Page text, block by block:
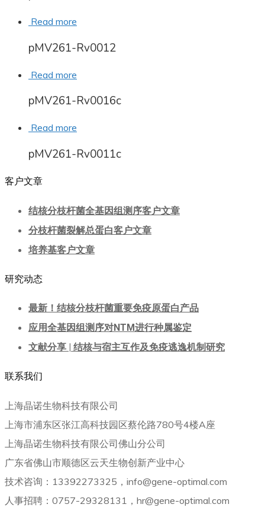
Read more
pMV261-Rv0012
Read more
pMV261-Rv0016c
Read more
pMV261-Rv0011c
客户文章
结核分枝杆菌全基因组测序客户文章
分枝杆菌裂解总蛋白客户文章
培养基客户文章
研究动态
最新！结核分枝杆菌重要免疫原蛋白产品
应用全基因组测序对NTM进行种属鉴定
文献分享 | 结核与宿主互作及免疫逃逸机制研究
联系我们
上海晶诺生物科技有限公司
上海市浦东区张江高科技园区蔡伦路780号4楼A座
上海晶诺生物科技有限公司佛山分公司
广东省佛山市顺德区云天生物创新产业中心
技术咨询：13392273325，info@gene-optimal.com
人事招聘：0757-29328131，hr@gene-optimal.com